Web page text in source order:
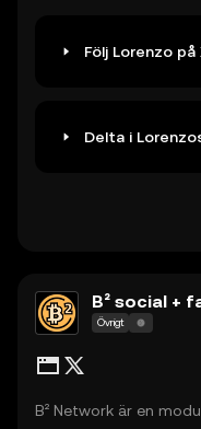
Följ Lorenzo på
Delta i
B² social +
Övrigt
B² Network är en